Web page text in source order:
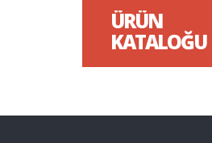
ÜRÜN
KATALOĞU